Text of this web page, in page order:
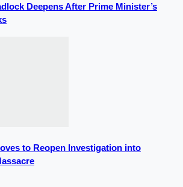
Deepens After Prime Minister’s
to Reopen Investigation into